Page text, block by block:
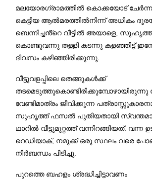
മലയോരഗ്രാമത്തിൽ കൊക്കയോട്
കെട്ടിയ ആൽമരത്തിൽനിന്ന് അധികം
ബെന്നിച്ചൻ്റെ വീട്ടിൽ അയാളെ,
കൊണ്ടുവന്നു തള്ളി കടന്നു കളഞ്ഞിട്ട്
ദിവസം കഴിഞ്ഞിരിക്കുന്നു.
വീട്ടുവളപ്പിലെ തെങ്ങുകൾക്ക്
തടമെടുത്തുകൊണ്ടിരിക്കുമ്പോഴായിരുന്നു
വേണ്ടിമാത്രം ജീവിക്കുന്ന
സുഹൃത്ത് ഫസൽ പുതിയതായി
ഥാറിൽ വീട്ടുമുറ്റത്ത് വന്നിറങ്ങിയത്. വന്ന
റെഡിയാക്, നമുക്ക് ഒരു സ്ഥലം വരെ
നിർബന്ധം പിടിച്ചു.
പുറത്തെ ബഹളം ശ്രദ്ധിച്ചിട്ടാവണം